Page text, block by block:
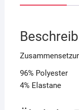
96% Polyester
4% Elastane